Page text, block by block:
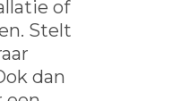
of
Stelt
dan